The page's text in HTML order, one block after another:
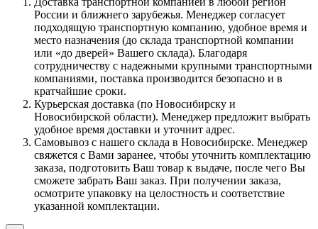
России и ближнего зарубежья. Менеджер согласует
подходящую транспортную компанию, удобное время и
место назначения (до склада транспортной компании
или «до дверей» Вашего склада). Благодаря
сотрудничеству с надежными крупными транспортными
компаниями, поставка производится безопасно и в
кратчайшие сроки.
Курьерская доставка (по Новосибирску и
Новосибирской области). Менеджер предложит выбрать
удобное время доставки и уточнит адрес.
Самовывоз с нашего склада в Новосибирске. Менеджер
свяжется с Вами заранее, чтобы уточнить комплектацию
заказа, подготовить Ваш товар к выдаче, после чего Вы
сможете забрать Ваш заказ. При получении заказа,
осмотрите упаковку на целостность и соответствие
указанной комплектации.